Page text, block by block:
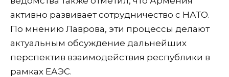
активно развивает сотрудничество с НАТО.
По мнению Лаврова, эти процессы делают
актуальным обсуждение дальнейших
перспектив взаимодействия республики в
рамках ЕАЭС.